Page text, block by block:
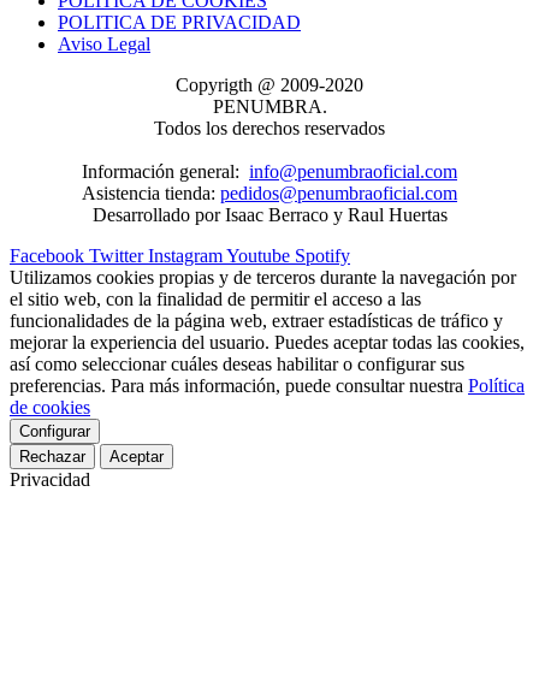
POLITICA DE PRIVACIDAD
Aviso Legal
Copyrigth @ 2009-2020
PENUMBRA.
Todos los derechos reservados
Información general: info@penumbraoficial.com
Asistencia tienda: pedidos@penumbraoficial.com
Desarrollado por Isaac Berraco y Raul Huertas
Facebook Twitter InstagramYoutube Spotify
Utilizamos cookies propias y de terceros durante la navegación por
el sitio web, con la finalidad de permitir el acceso a las
funcionalidades de la página web, extraer estadísticas de tráfico y
mejorar la experiencia del usuario. Puedes aceptar todas las cookies,
así como seleccionar cuáles deseas habilitar o configurar sus
preferencias. Para más información, puede consultar nuestra Política
de cookies
Configurar
Rechazar
Aceptar
Privacidad